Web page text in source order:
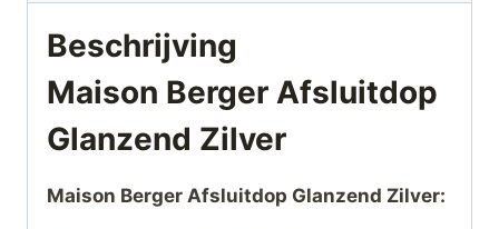
Beschrijving
Maison Berger Afsluitdop
Glanzend Zilver
Maison Berger Afsluitdop Glanzend Zilver: